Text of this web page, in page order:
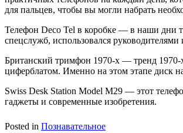
для пальцев, чтобы вы могли набрать
Телефон Deco Tel в коробке — в наши дни
спецслужб, использовался
Британский тримфон 1970-х — тренд 1970-
циферблатом. Именно на этом этапе диск
Swiss Desk Station Model M29 — этот
гаджеты и современные изобретения.
Posted in Познавательное